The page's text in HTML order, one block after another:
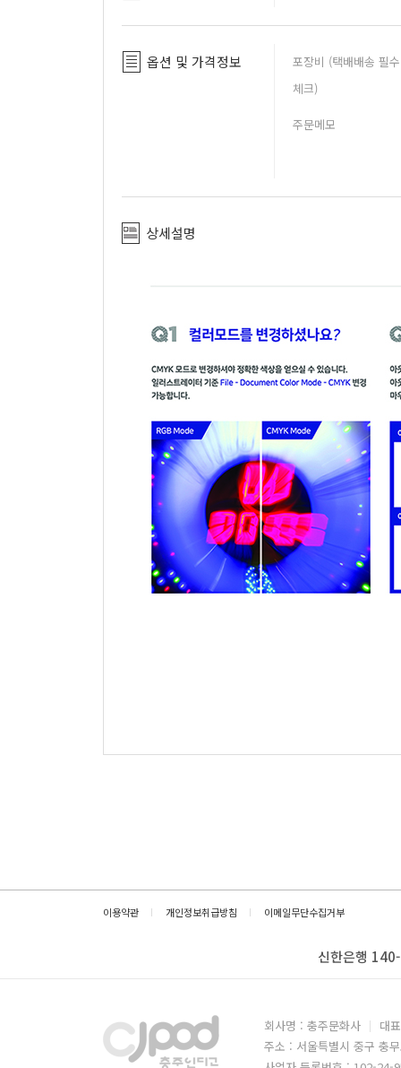
옵션 및 가격정보
포장비 (택배배송 필수
체크)
주문메모
상세설명
이용약관 개인정보취급방침 이메일무단수집거부
신한은행
회사명 : 충주문화사
대
주소 : 서울특별시 중구 충